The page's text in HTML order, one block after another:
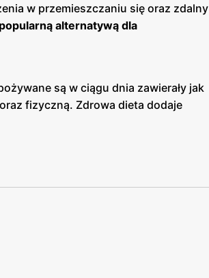
w przemieszczaniu się oraz zdalny
popularną alternatywą dla
są w ciągu dnia zawierały jak
fizyczną. Zdrowa dieta dodaje